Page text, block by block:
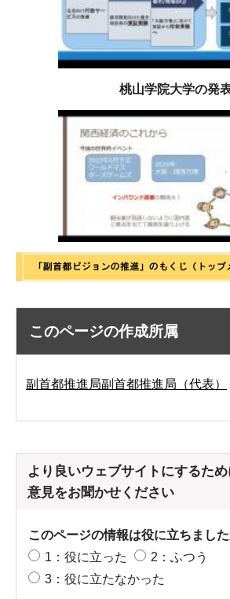
桃山学院大学の発
このページの作成所属
副首都推進局副首都推進局（代表）
より良いウェブサイトにするた
意見をお聞かせください
このページの情報は役に立ちました
1：役に立った
2：ふつう
3：役に立たなかった